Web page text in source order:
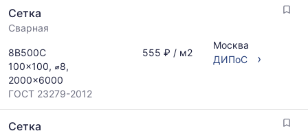
Сетка
Сварная
8В500С
100x100, ⌀8,
2000x6000
ГОСТ 23279-2012
555 ₽ / м2
Москва
ДИПоС
›
Сетка